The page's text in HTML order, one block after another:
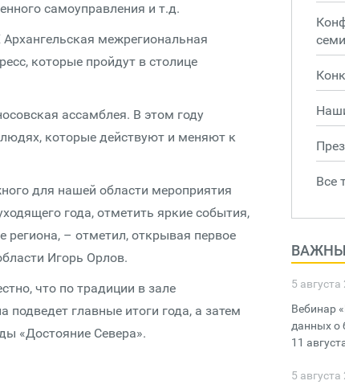
самоуправления и т.д.
межрегиональная
которые пройдут в столице
ассамблея. В этом году
которые действуют и меняют к
для нашей области мероприятия
года, отметить яркие события,
– отметил, открывая первое
Игорь Орлов.
что по традиции в зале
главные итоги года, а затем
«Достояние Севера».
Все
5 августа
Вебинар
данных о
11
5 августа